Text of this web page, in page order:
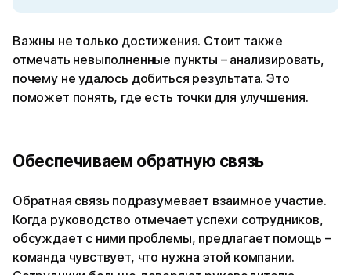
Важны не только достижения. Стоит также
отмечать невыполненные пункты – анализировать,
почему не удалось добиться результата. Это
поможет понять, где есть точки для улучшения.
Обеспечиваем обратную связь
Обратная связь подразумевает взаимное участие.
Когда руководство отмечает успехи сотрудников,
обсуждает с ними проблемы, предлагает помощь –
команда чувствует, что нужна этой компании.